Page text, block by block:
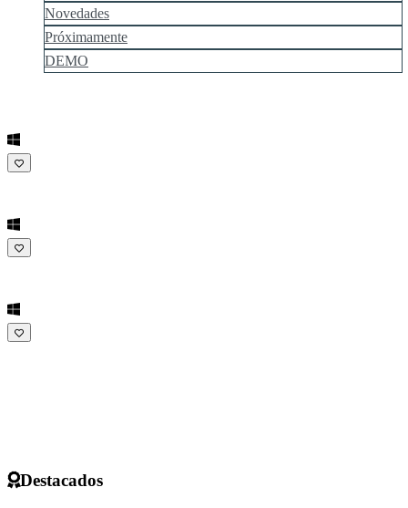
Novedades
Próximamente
DEMO
Destacados